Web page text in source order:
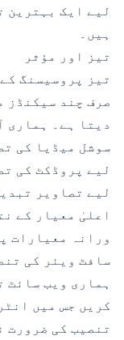
لیے ایک بہترین
ہیں۔
تیز اور مؤثر
تیز پروسیسنگ
صرف چند سیکنڈز
دیتا ہے۔ ہماری
سوشل میڈیا کی
لیے پروڈکٹ کی
لیے تصاویر
اعلیٰ معیار کے
ورانہ معیارات
سافٹ ویئر کی
ہماری ویب سائٹ
کریں جس میں
تنصیب کی ضرورت